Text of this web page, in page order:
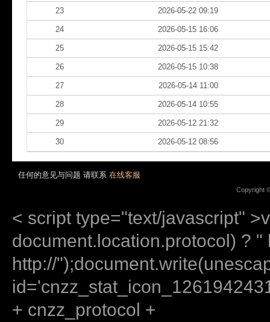
23 2026-05-22 09:19
24 2026-05-15 16:06
25 2026-05-15 15:42
26 2026-05-15 10:38
27 2026-05-14 11:00
28 2026-05-14 10:55
29 2026-05-12 21:32
30 2026-05-12 08:56
任何的意见与问题 请联系 在线客服
Copyright
< script type="text/javascript"
document.location.protocol) ? "
http://
+ cnzz_protocol +